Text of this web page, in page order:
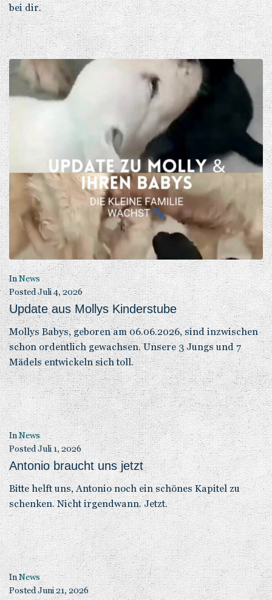
bei dir.
InNews
PostedJuli 4, 2026
Update aus Mollys Kinderstube
Mollys Babys, geboren am 06.06.2026, sind inzwischen
schon ordentlich gewachsen. Unsere 3 Jungs und 7
Mädels entwickeln sich toll.
InNews
PostedJuli 1, 2026
Antonio braucht uns jetzt
Bitte helft uns, Antonio noch ein schönes Kapitel zu
schenken. Nicht irgendwann. Jetzt.
InNews
Posted Juni 21, 2026